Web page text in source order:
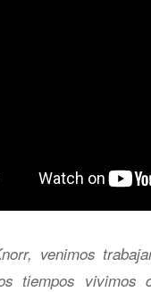
venimos
tiempos vivimos